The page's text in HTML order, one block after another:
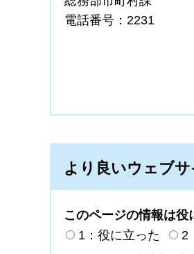
電話番号：2231
より良いウェブ
このページの情報は役
1：役に立った
2